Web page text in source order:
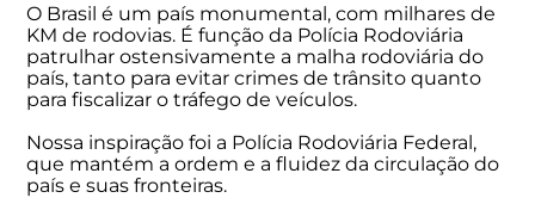
O Brasil é um país monumental, com milhares de
KM de rodovias. É função da Polícia Rodoviária
patrulhar ostensivamente a malha rodoviária do
país, tanto para evitar crimes de trânsito quanto
para fiscalizar o tráfego de veículos.
Nossa inspiração foi a Polícia Rodoviária Federal,
que mantém a ordem e a fluidez da circulação do
país e suas fronteiras.